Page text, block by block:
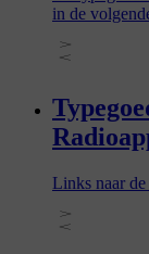
in de
Links naar